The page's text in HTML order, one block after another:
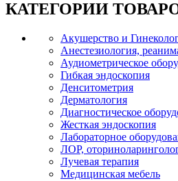
КАТЕГОРИИ
Акушерство и
Анестезиология,
Аудиометрическое
Гибкая эндоскопия
Денситометрия
Дерматология
Диагностическое
Жесткая эндоскопия
Лабораторное
ЛОР,
Лучевая терапия
Медицинская мебель